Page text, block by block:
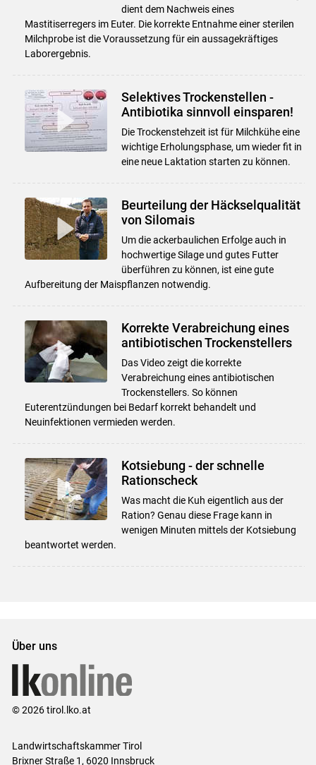
dient dem Nachweis eines
Mastitiserregers im Euter. Die korrekte Entnahme einer sterilen
Milchprobe ist die Voraussetzung für ein aussagekräftiges
Laborergebnis.
Selektives Trockenstellen -
Antibiotika sinnvoll einsparen!
Die Trockenstehzeit ist für Milchkühe eine
wichtige Erholungsphase, um wieder fit in
eine neue Laktation starten zu können.
Beurteilung der Häckselqualität
von Silomais
Um die ackerbaulichen Erfolge auch in
hochwertige Silage und gutes Futter
überführen zu können, ist eine gute
Aufbereitung der Maispflanzen notwendig.
Korrekte Verabreichung eines
antibiotischen Trockenstellers
Das Video zeigt die korrekte
Verabreichung eines antibiotischen
Trockenstellers. So können
Euterentzündungen bei Bedarf korrekt behandelt und
Neuinfektionen vermieden werden.
Kotsiebung - der schnelle
Rationscheck
Was macht die Kuh eigentlich aus der
Ration? Genau diese Frage kann in
wenigen Minuten mittels der Kotsiebung
beantwortet werden.
Über uns
© 2026 tirol.lko.at
Landwirtschaftskammer Tirol
Brixner Straße 1, 6020 Innsbruck